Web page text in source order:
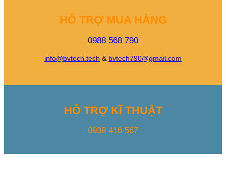
HỖ TRỢ MUA HÀNG
0988 568 790
info@bvtech.tech & bvtech790@gmail.com
HỖ TRỢ KĨ THUẬT
0938 416 567